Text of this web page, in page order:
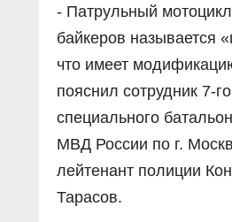
- Патрульный
байкеров называется
что имеет
пояснил сотрудник 7-
специального
МВД России по г.
лейтенант полиции
Тарасов.